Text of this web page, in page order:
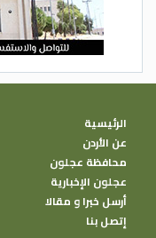
الرئيسية
عن الأردن
محافظة عجلون
عجلون الإخبارية
أرسل خبرا و مقالا
إتصل بنا